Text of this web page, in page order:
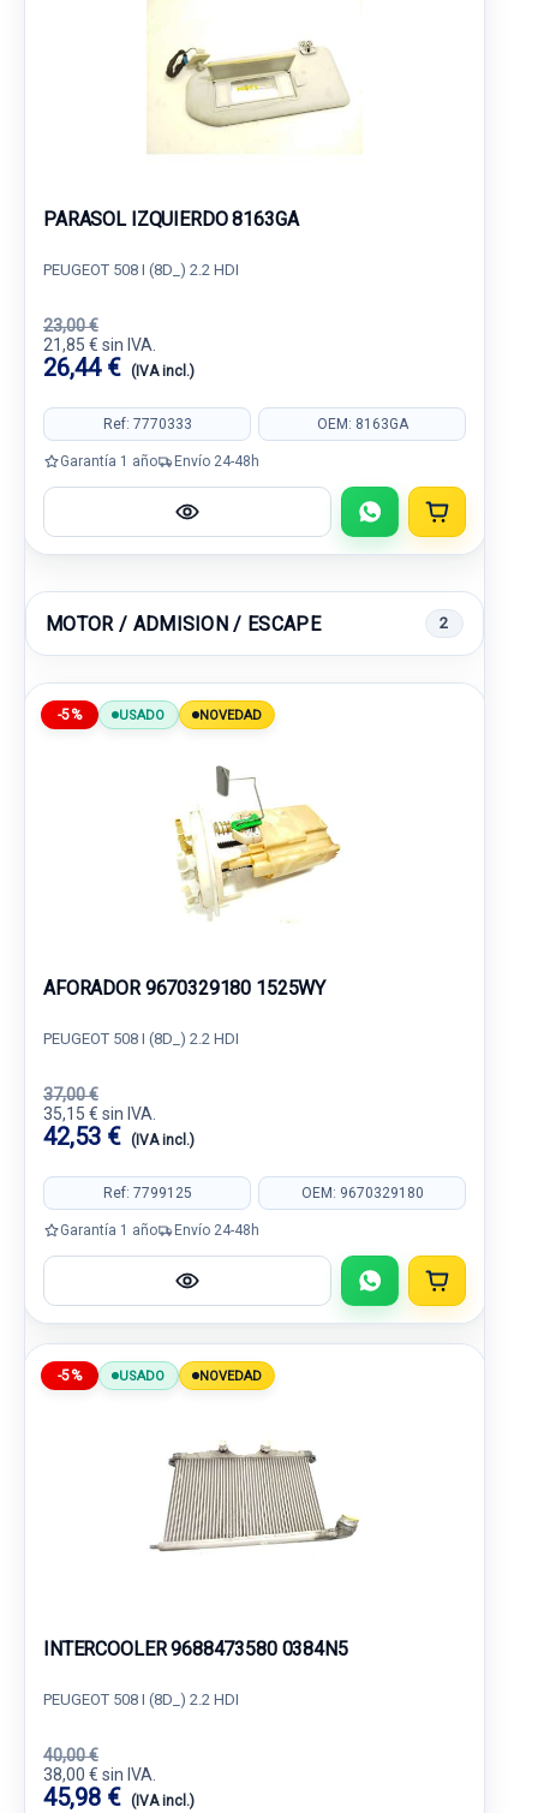
PARASOL IZQUIERDO 8163GA
PEUGEOT 508 I (8D_) 2.2 HDI
23,00 €
21,85 € sin IVA.
26,44 € (IVA incl.)
Ref: 7770333 OEM: 8163GA
Garantía 1 año Envío 24-48h
MOTOR / ADMISION / ESCAPE 2
-5% USADO NOVEDAD
AFORADOR 9670329180 1525WY
PEUGEOT 508 I (8D_) 2.2 HDI
37,00 €
35,15 € sin IVA.
42,53 € (IVA incl.)
Ref: 7799125 OEM: 9670329180
Garantía 1 año Envío 24-48h
-5% USADO NOVEDAD
INTERCOOLER 9688473580 0384N5
PEUGEOT 508 I (8D_) 2.2 HDI
40,00 €
38,00 € sin IVA.
45,98 € (IVA incl.)